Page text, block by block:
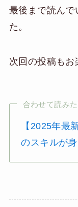
最後まで読んで
た。
次回の投稿もお
合わせて読み
【2025年最
のスキルが